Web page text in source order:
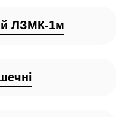
ЛЗМК-1м